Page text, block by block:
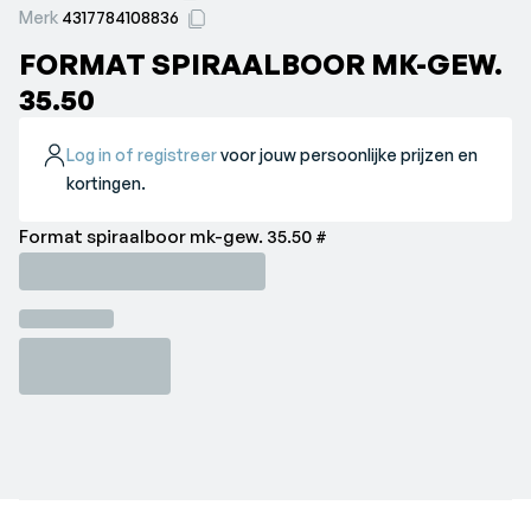
Merk 4317784108836
FORMAT SPIRAALBOOR MK-GEW.
35.50
Log in of registreervoor jouw persoonlijke prijzen en
kortingen.
Format spiraalboor mk-gew. 35.50 #